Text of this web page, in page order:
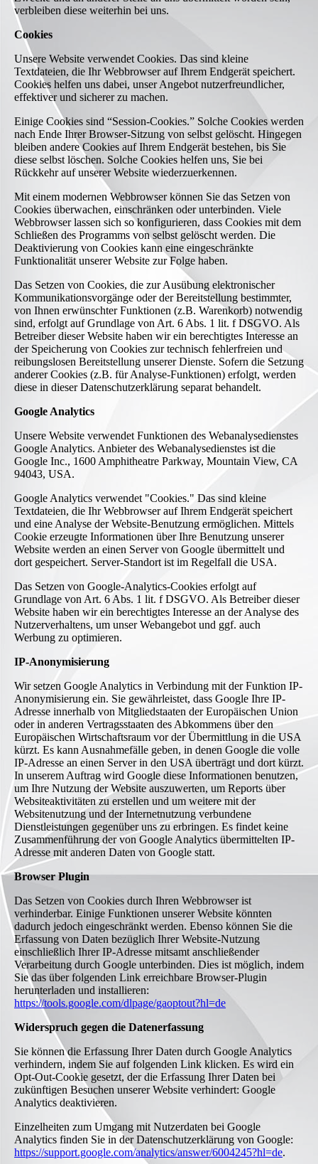
verbleiben diese weiterhin bei uns.
Cookies
Unsere Website verwendet Cookies. Das sind kleine
Textdateien, die Ihr Webbrowser auf Ihrem Endgerät speichert.
Cookies helfen uns dabei, unser Angebot nutzerfreundlicher,
effektiver und sicherer zu machen.
Einige Cookies sind “Session-Cookies.” Solche Cookies werden
nach Ende Ihrer Browser-Sitzung von selbst gelöscht. Hingegen
bleiben andere Cookies auf Ihrem Endgerät bestehen, bis Sie
diese selbst löschen. Solche Cookies helfen uns, Sie bei
Rückkehr auf unserer Website wiederzuerkennen.
Mit einem modernen Webbrowser können Sie das Setzen von
Cookies überwachen, einschränken oder unterbinden. Viele
Webbrowser lassen sich so konfigurieren, dass Cookies mit dem
Schließen des Programms von selbst gelöscht werden. Die
Deaktivierung von Cookies kann eine eingeschränkte
Funktionalität unserer Website zur Folge haben.
Das Setzen von Cookies, die zur Ausübung elektronischer
Kommunikationsvorgänge oder der Bereitstellung bestimmter,
von Ihnen erwünschter Funktionen (z.B. Warenkorb) notwendig
sind, erfolgt auf Grundlage von Art. 6 Abs. 1 lit. f DSGVO. Als
Betreiber dieser Website haben wir ein berechtigtes Interesse an
der Speicherung von Cookies zur technisch fehlerfreien und
reibungslosen Bereitstellung unserer Dienste. Sofern die Setzung
anderer Cookies (z.B. für Analyse-Funktionen) erfolgt, werden
diese in dieser Datenschutzerklärung separat behandelt.
Google Analytics
Unsere Website verwendet Funktionen des Webanalysedienstes
Google Analytics. Anbieter des Webanalysedienstes ist die
Google Inc., 1600 Amphitheatre Parkway, Mountain View, CA
94043, USA.
Google Analytics verwendet "Cookies." Das sind kleine
Textdateien, die Ihr Webbrowser auf Ihrem Endgerät speichert
und eine Analyse der Website-Benutzung ermöglichen. Mittels
Cookie erzeugte Informationen über Ihre Benutzung unserer
Website werden an einen Server von Google übermittelt und
dort gespeichert. Server-Standort ist im Regelfall die USA.
Das Setzen von Google-Analytics-Cookies erfolgt auf
Grundlage von Art. 6 Abs. 1 lit. f DSGVO. Als Betreiber dieser
Website haben wir ein berechtigtes Interesse an der Analyse des
Nutzerverhaltens, um unser Webangebot und ggf. auch
Werbung zu optimieren.
IP-Anonymisierung
Wir setzen Google Analytics in Verbindung mit der Funktion IP-
Anonymisierung ein. Sie gewährleistet, dass Google Ihre IP-
Adresse innerhalb von Mitgliedstaaten der Europäischen Union
oder in anderen Vertragsstaaten des Abkommens über den
Europäischen Wirtschaftsraum vor der Übermittlung in die USA
kürzt. Es kann Ausnahmefälle geben, in denen Google die volle
IP-Adresse an einen Server in den USA überträgt und dort kürzt.
In unserem Auftrag wird Google diese Informationen benutzen,
um Ihre Nutzung der Website auszuwerten, um Reports über
Websiteaktivitäten zu erstellen und um weitere mit der
Websitenutzung und der Internetnutzung verbundene
Dienstleistungen gegenüber uns zu erbringen. Es findet keine
Zusammenführung der von Google Analytics übermittelten IP-
Adresse mit anderen Daten von Google statt.
Browser Plugin
Das Setzen von Cookies durch Ihren Webbrowser ist
verhinderbar. Einige Funktionen unserer Website könnten
dadurch jedoch eingeschränkt werden. Ebenso können Sie die
Erfassung von Daten bezüglich Ihrer Website-Nutzung
einschließlich Ihrer IP-Adresse mitsamt anschließender
Verarbeitung durch Google unterbinden. Dies ist möglich, indem
Sie das über folgenden Link erreichbare Browser-Plugin
herunterladen und installieren:
https://tools.google.com/dlpage/gaoptout?hl=de
Widerspruch gegen die Datenerfassung
Sie können die Erfassung Ihrer Daten durch Google Analytics
verhindern, indem Sie auf folgenden Link klicken. Es wird ein
Opt-Out-Cookie gesetzt, der die Erfassung Ihrer Daten bei
zukünftigen Besuchen unserer Website verhindert: Google
Analytics deaktivieren.
Einzelheiten zum Umgang mit Nutzerdaten bei Google
Analytics finden Sie in der Datenschutzerklärung von Google:
https://support.google.com/analytics/answer/6004245?hl=de.